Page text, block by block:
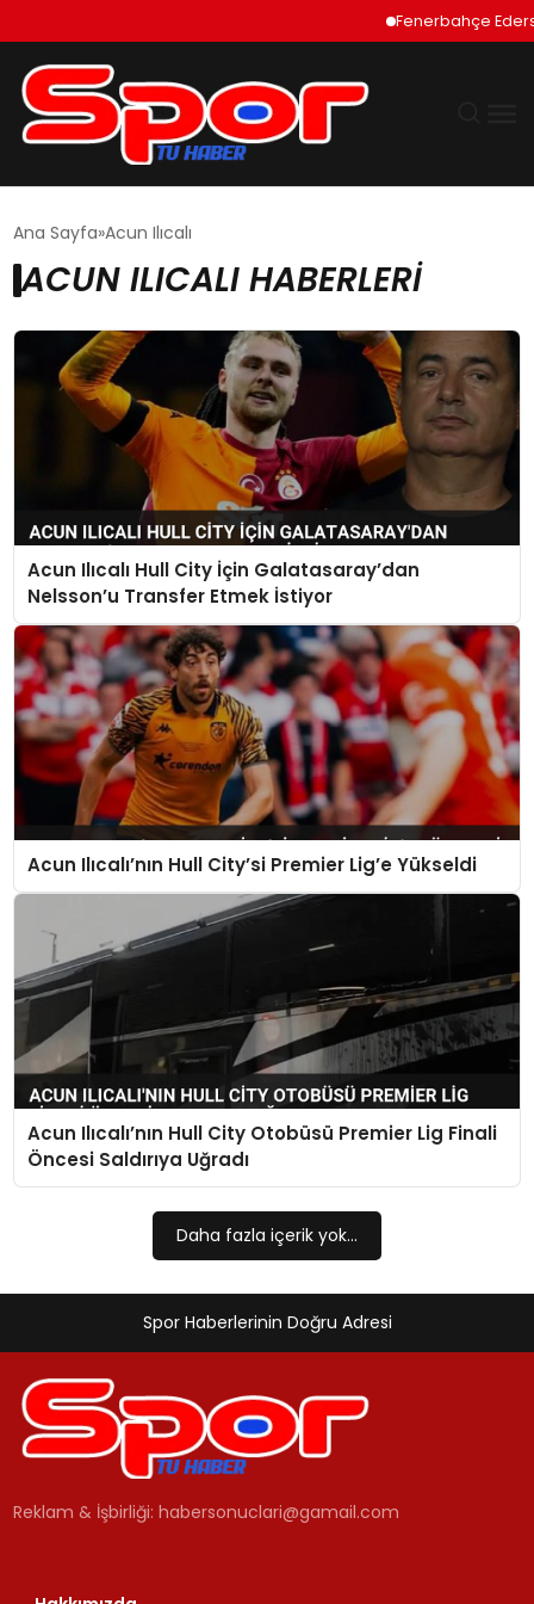
Fenerbahçe
DÜNYA
EKONOMI
SIYASET
EĞITIM
MAGAZIN
SPOR
YAŞAM
Ana Sayfa Acun Ilıcalı
ACUN ILICALI HABERLERI
Acun Ilıcalı Hull City İçin Galatasaray’dan
Nelsson’u Transfer Etmek İstiyor
Acun Ilıcalı’nın Hull City’si Premier Lig’e Yükseldi
Acun Ilıcalı’nın Hull City Otobüsü Premier Lig Finali
Öncesi Saldırıya Uğradı
Daha fazla içerik yok...
Spor Haberlerinin Doğru Adresi
Reklam & İşbirliği:habersonuclari@gamail.com